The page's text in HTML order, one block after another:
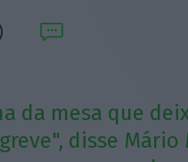
da mesa que
disse Mário